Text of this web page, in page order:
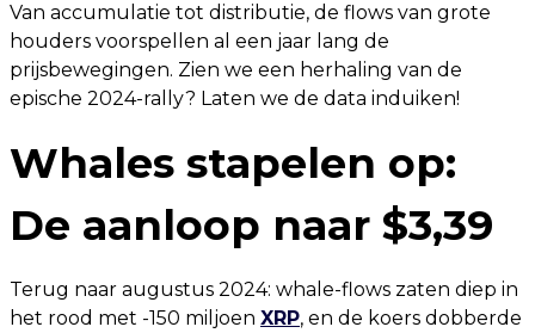
Van accumulatie tot distributie, de flows van grote
houders voorspellen al een jaar lang de
prijsbewegingen. Zien we een herhaling van de
epische 2024-rally? Laten we de data induiken!
Whales stapelen op:
De aanloop naar $3,39
Terug naar augustus 2024: whale-flows zaten diep in
het rood met -150 miljoen XRP, en de koers dobberde